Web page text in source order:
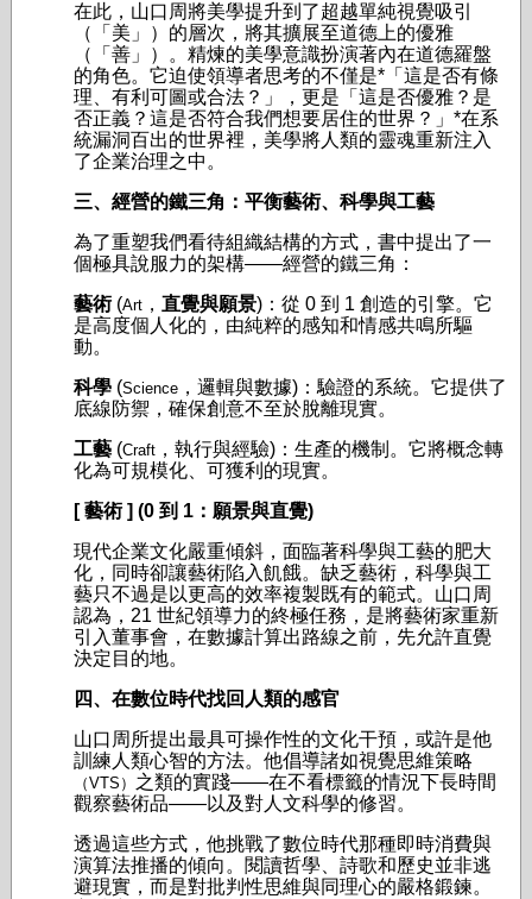
在此，山口周將美學提升到了超越單純視覺吸引
（「美」）的層次，將其擴展至道德上的優雅
（「善」）。精煉的美學意識扮演著內在道德羅盤
的角色。它迫使領導者思考的不僅是*「這是否有條
理、有利可圖或合法？」，更是「這是否優雅？是
否正義？這是否符合我們想要居住的世界？」*在系
統漏洞百出的世界裡，美學將人類的靈魂重新注入
了企業治理之中。
三、經營的鐵三角：平衡藝術、科學與工藝
為了重塑我們看待組織結構的方式，書中提出了一
個極具說服力的架構——經營的鐵三角：
藝術(Art ， 直覺與願景)：從 0 到 1 創造的引擎。它
是高度個人化的，由純粹的感知和情感共鳴所驅
動。
科學 (Science ，邏輯與數據)：驗證的系統。它提供了
底線防禦，確保創意不至於脫離現實。
工藝 (Craft ，執行與經驗)：生產的機制。它將概念轉
化為可規模化、可獲利的現實。
[ 藝術 ] (0 到 1：願景與直覺)
現代企業文化嚴重傾斜，面臨著科學與工藝的肥大
化，同時卻讓藝術陷入飢餓。缺乏藝術，科學與工
藝只不過是以更高的效率複製既有的範式。山口周
認為，21 世紀領導力的終極任務，是將藝術家重新
引入董事會，在數據計算出路線之前，先允許直覺
決定目的地。
四、在數位時代找回人類的感官
山口周所提出最具可操作性的文化干預，或許是他
訓練人類心智的方法。他倡導諸如視覺思維策略
（VTS） 之類的實踐——在不看標籤的情況下長時間
觀察藝術品——以及對人文科學的修習。
透過這些方式，他挑戰了數位時代那種即時消費與
演算法推播的傾向。閱讀哲學、詩歌和歷史並非逃
避現實，而是對批判性思維與同理心的嚴格鍛鍊。